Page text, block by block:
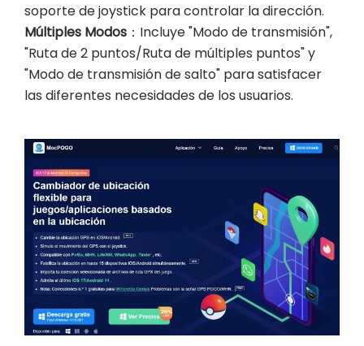
soporte de joystick para controlar la dirección.
Múltiples Modos ：Incluye "Modo de transmisión",
"Ruta de 2 puntos/Ruta de múltiples puntos" y
"Modo de transmisión de salto" para satisfacer
las diferentes necesidades de los usuarios.